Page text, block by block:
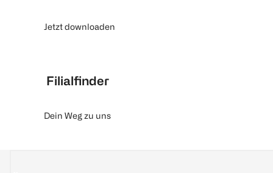
Jetzt downloaden
Filialfinder
Dein Weg zu uns